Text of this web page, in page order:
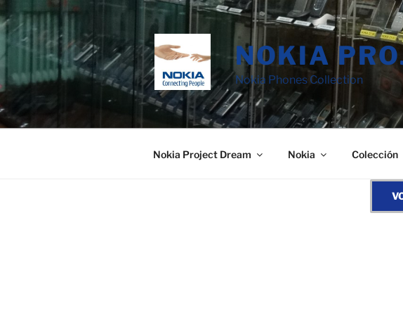
Saltar
al
contenido
NOKIA
Nokia Phones Collection
Nokia Project Dream Nokia Colección